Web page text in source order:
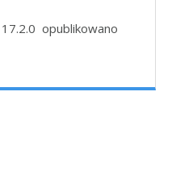
opublikowano